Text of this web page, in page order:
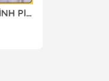
[PRE ORDER] MÔ HÌNH Plastic Memories - Isla - 1/7 - Wedding Dress Ver. (Aniplex (Shanghai) Culture and Arts) FIGURE CHÍNH HÃNG